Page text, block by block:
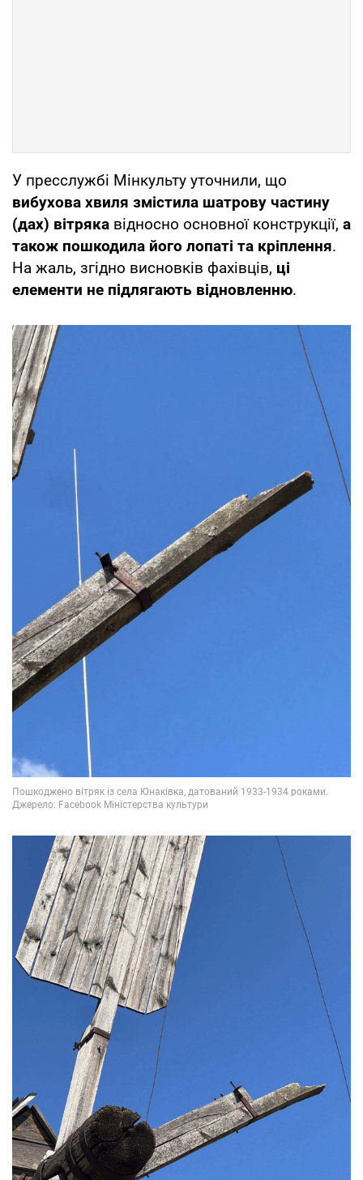
У пресслужбі Мінкульту уточнили, що
вибухова хвиля змістила шатрову частину
(дах) вітряка відносно основної конструкції, а
також пошкодила його лопаті та кріплення.
На жаль, згідно висновків фахівців, ці
елементи не підлягають відновленню.